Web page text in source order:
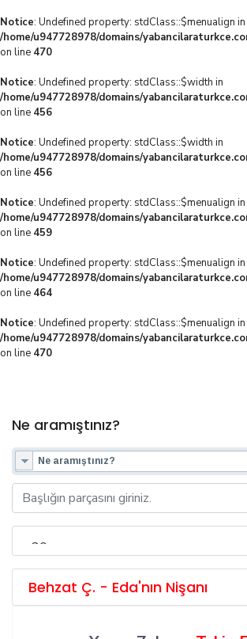
Notice: Undefined property: stdClass::$menualign in
/home/u947728978/domains/
on line 470
Notice: Undefined property: stdClass::$width in
/home/u947728978/domains/
on line 456
Notice: Undefined property: stdClass::$width in
/home/u947728978/domains/
on line 456
Notice: Undefined property: stdClass::$menualign in
/home/u947728978/domains/
on line 459
Notice: Undefined property: stdClass::$menualign in
/home/u947728978/domains/
on line 464
Notice: Undefined property: stdClass::$menualign in
/home/u947728978/domains/
on line 470
Ne aramıştınız?
Behzat Ç. - Eda'nın Nişanı